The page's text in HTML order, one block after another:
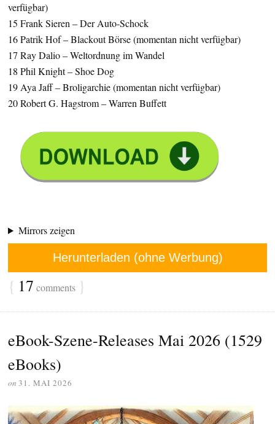
verfügbar)
15 Frank Sieren – Der Auto-Schock
16 Patrik Hof – Blackout Börse (momentan nicht verfügbar)
17 Ray Dalio – Weltordnung im Wandel
18 Phil Knight – Shoe Dog
19 Aya Jaff – Broligarchie (momentan nicht verfügbar)
20 Robert G. Hagstrom – Warren Buffett
Mirrors zeigen
Herunterladen (ohne Werbung)
{ 17 comments }
eBook-Szene-Releases Mai 2026 (1529
eBooks)
on 31. MAI 2026